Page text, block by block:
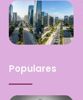
Populares